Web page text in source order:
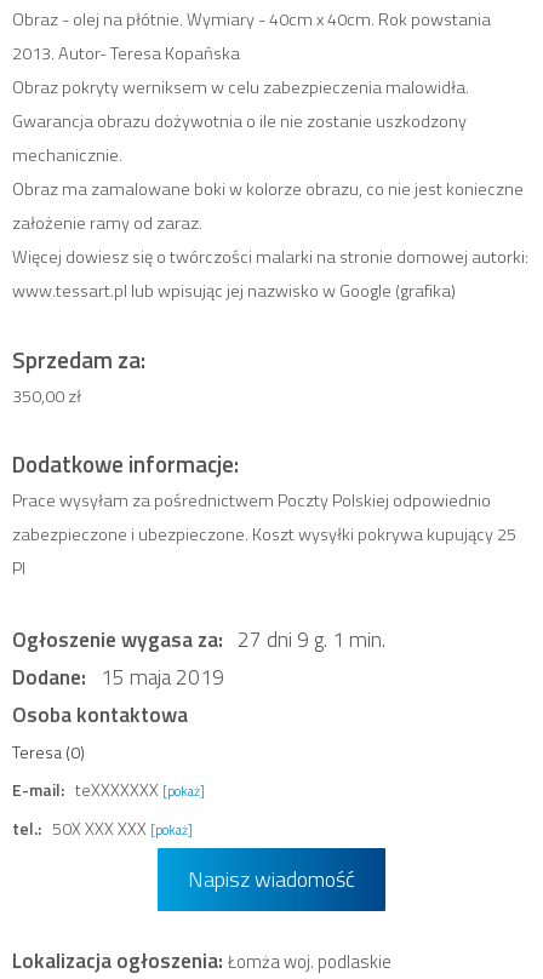
Obraz - olej na płótnie. Wymiary - 40cm x 40cm. Rok powstania
2013. Autor- Teresa Kopańska
Obraz pokryty werniksem w celu zabezpieczenia malowidła.
Gwarancja obrazu dożywotnia o ile nie zostanie uszkodzony
mechanicznie.
Obraz ma zamalowane boki w kolorze obrazu, co nie jest konieczne
założenie ramy od zaraz.
Więcej dowiesz się o twórczości malarki na stronie domowej autorki:
www.tessart.pl lub wpisując jej nazwisko w Google (grafika)
Sprzedam za:
350,00 zł
Dodatkowe informacje:
Prace wysyłam za pośrednictwem Poczty Polskiej odpowiednio
zabezpieczone i ubezpieczone. Koszt wysyłki pokrywa kupujący 25
Pl
Ogłoszenie wygasa za: 27 dni 9 g. 1 min.
Dodane: 15 maja 2019
Osoba kontaktowa
Teresa (0)
E-mail: teXXXXXXX [pokaż]
tel.: 50X XXX XXX [pokaż]
Napisz wiadomość
Lokalizacja ogłoszenia: Łomża woj. podlaskie